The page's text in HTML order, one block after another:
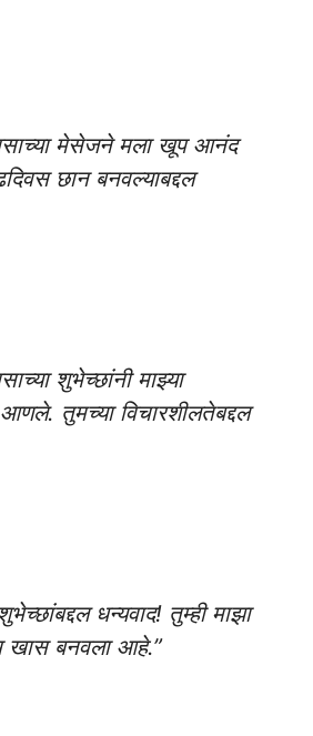
मेसेजने मला खूप आनंद
छान बनवल्याबद्दल
शुभेच्छांनी माझ्या
आणले. तुमच्या विचारशीलतेबद्दल
धन्यवाद! तुम्ही माझा
खास बनवला आहे.”